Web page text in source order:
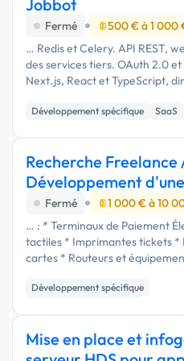
Jobbot
Fermé
500 € à 1 000
… Redis et Celery. API REST,
des services tiers. OAuth 2.0
Next.js, React et TypeScript,
développeur front-end.
Git, GitHub …
Développement spécifique SaaS
Recherche Freelance
Développement d'une
plateforme de supe
Fermé 1 000 € à 10
… : * Terminaux de Paiement
tactiles * Imprimantes tickets *
cartes * Routeurs et
Windows ou Linux
Services distants et APIs La …
Développement spécifique
Mise en place et